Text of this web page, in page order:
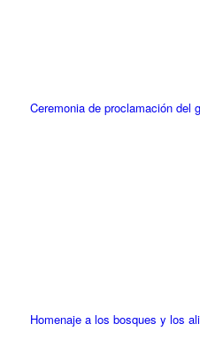
Ceremonia de proclamación del
Homenaje a los bosques y los